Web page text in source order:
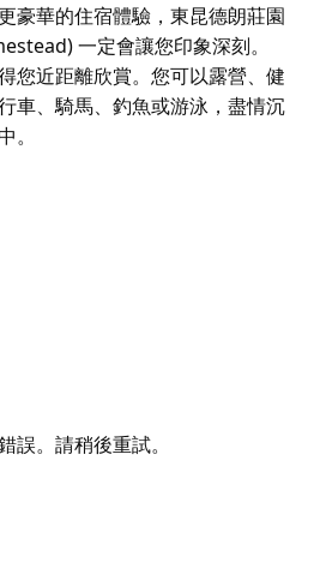
豪華的住宿體驗，東昆德朗莊園
一定會讓您印象深刻。
您近距離欣賞。您可以露營、健
車、騎馬、釣魚或游泳，盡情沉
。
林、壯麗的峽谷和瀑布、廣闊的
類繁多的野生動物。沿著瀑布之
覽是最佳選擇。
利峽谷 (Apsley Macleay
一定會喜歡綠谷步道 (Green
路線可以飽覽公園壯麗的景
一定會讓您印象深刻。
誤。請稍後重試。